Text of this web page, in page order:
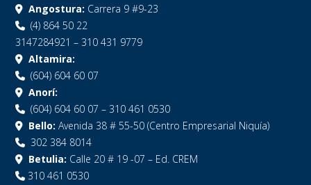
Angostura: Carrera 9 #9-23
(4) 864 50 22
3147284921 – 310 431 9779
Altamira:
(604) 604 60 07
Anorí:
(604) 604 60 07 – 310 461 0530
Bello: Avenida 38 # 55-50 (Centro Empresarial Niquía)
302 384 8014
Betulia: Calle 20 # 19 -07 – Ed. CREM
310 461 0530